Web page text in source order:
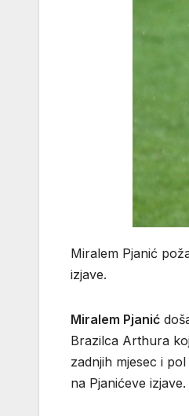
Miralem Pjanić
izjave.
Miralem Pjanić
Brazilca Arthura
zadnjih mjesec i
na Pjanićeve izjave.